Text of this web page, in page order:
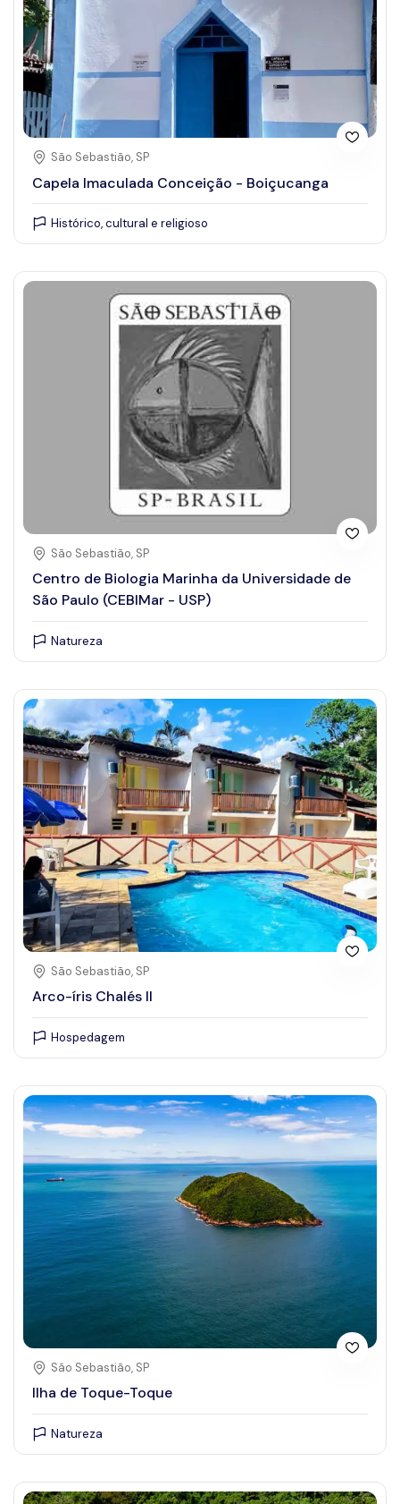
São Sebastião, SP
Capela Imaculada Conceição - Boiçucanga
Histórico, cultural e religioso
São Sebastião, SP
Centro de Biologia Marinha da Universidade de
São Paulo (CEBIMar - USP)
Natureza
São Sebastião, SP
Arco-íris Chalés II
Hospedagem
São Sebastião, SP
Ilha de Toque-Toque
Natureza